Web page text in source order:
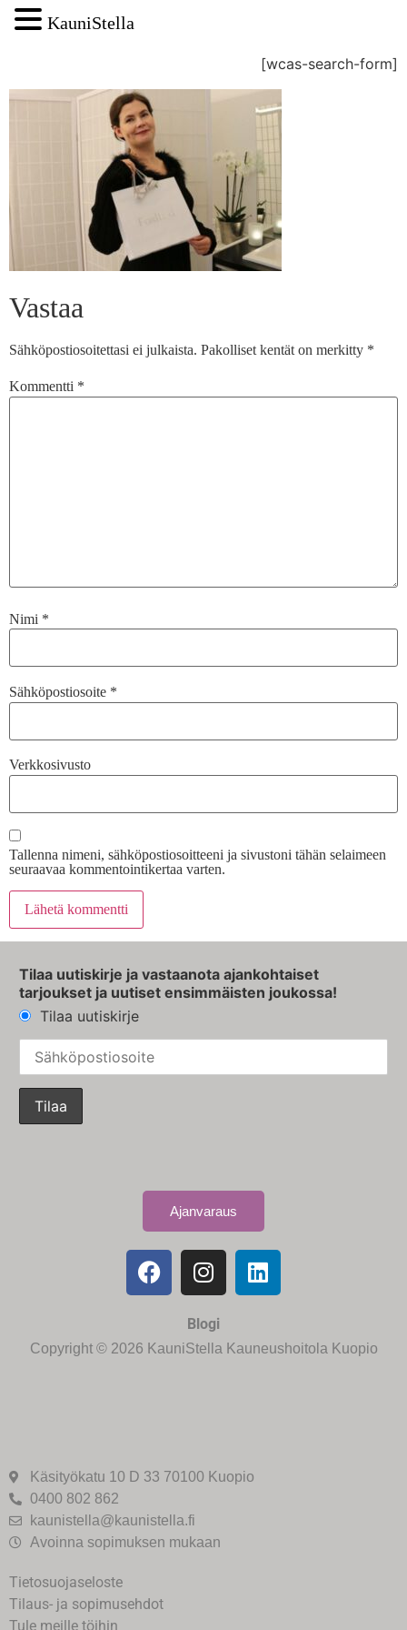
[wcas-search-form]
Vastaa
Sähköpostiosoitettasi ei julkaista. Pakolliset kentät on merkitty *
Kommentti *
Nimi *
Sähköpostiosoite *
Verkkosivusto
Tallenna nimeni, sähköpostiosoitteeni ja sivustoni tähän selaimeen
seuraavaa kommentointikertaa varten.
Tilaa uutiskirje ja vastaanota ajankohtaiset
tarjoukset ja uutiset ensimmäisten joukossa!
Tilaa uutiskirje
Ajanvaraus
Blogi
Copyright © 2026 KauniStella Kauneushoitola Kuopio
Käsityökatu 10 D 33 70100 Kuopio
0400 802 862
kaunistella@kaunistella.fi
Avoinna sopimuksen mukaan
Tietosuojaseloste
Tilaus- ja sopimusehdot
Tule meille töihin
KauniStella